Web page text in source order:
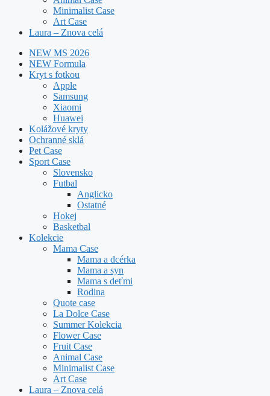
Minimalist Case
Art Case
Laura – Znova celá
NEW MS 2026
NEW Formula
Kryt s fotkou
Apple
Samsung
Xiaomi
Huawei
Kolážové kryty
Ochranné sklá
Pet Case
Sport Case
Slovensko
Futbal
Anglicko
Ostatné
Hokej
Basketbal
Kolekcie
Mama Case
Mama a dcérka
Mama a syn
Mama s deťmi
Rodina
Quote case
La Dolce Case
Summer Kolekcia
Flower Case
Fruit Case
Animal Case
Minimalist Case
Art Case
Laura – Znova celá